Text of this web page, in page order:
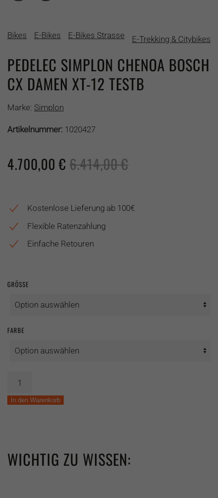
Bikes E-Bikes E-Bikes Strasse E-Trekking & Citybikes
PEDELEC SIMPLON CHENOA BOSCH
CX DAMEN XT-12 TESTB
Marke: Simplon
Artikelnummer: 1020427
4.700,00€ 6.414,00€
Kostenlose Lieferung ab 100€
Flexible Ratenzahlung
Einfache Retouren
GRÖSSE
FARBE
Chenoa
12
In den Warenkorb
WICHTIG ZU WISSEN: